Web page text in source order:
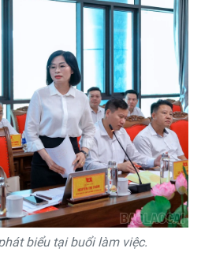
biểu tại buổi làm việc.